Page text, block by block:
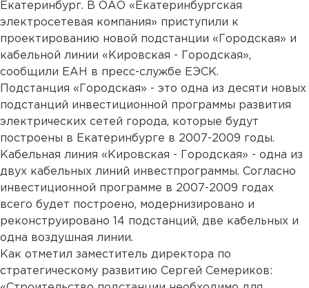
Екатеринбург. В ОАО «Екатеринбургская
электросетевая компания» приступили к
проектированию новой подстанции «Городская» и
кабельной линии «Кировская - Городская»,
сообщили ЕАН в пресс-службе ЕЭСК.
Подстанция «Городская» - это одна из десяти новых
подстанций инвестиционной программы развития
электрических сетей города, которые будут
построены в Екатеринбурге в 2007-2009 годы.
Кабельная линия «Кировская - Городская» - одна из
двух кабельных линий инвестпрограммы. Согласно
инвестиционной программе в 2007-2009 годах
всего будет построено, модернизировано и
реконструировано 14 подстанций, две кабельных и
одна воздушная линии.
Как отметил заместитель директора по
стратегическому развитию Сергей Семериков: